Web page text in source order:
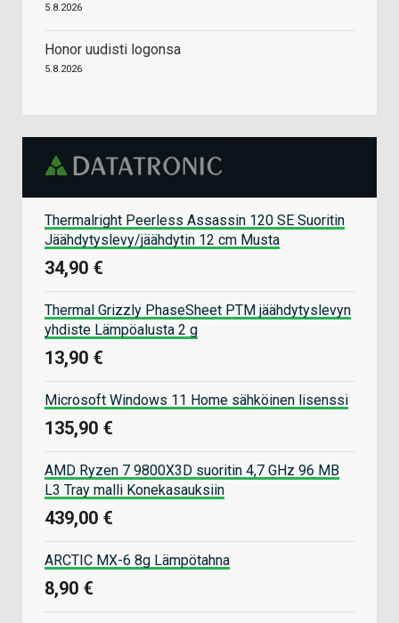
5.8.2026
Honor uudisti logonsa
5.8.2026
Thermalright Peerless Assassin 120 SE Suoritin
Jäähdytyslevy/jäähdytin 12 cm Musta
34,90 €
Thermal Grizzly PhaseSheet PTM jäähdytyslevyn
yhdiste Lämpöalusta 2 g
13,90 €
Microsoft Windows 11 Home sähköinen lisenssi
135,90 €
AMD Ryzen 7 9800X3D suoritin 4,7 GHz 96 MB
L3 Tray malli Konekasauksiin
439,00 €
ARCTIC MX-6 8g Lämpötahna
8,90 €